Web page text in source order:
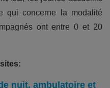
concerne la modalité
ont entre 0 et 20
nuit, ambulatoire et